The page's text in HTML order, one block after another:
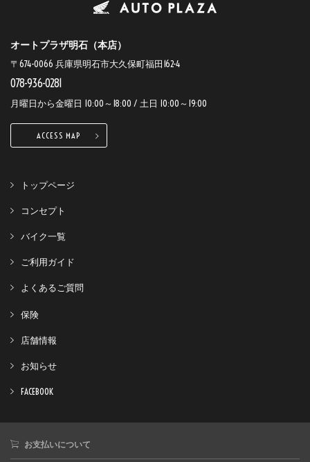
オートプラザ明石（本店）
〒674-0066 兵庫県明石市大久保町福田162-4
078-936-0281
月曜日から金曜日 10:00～18:00 / 土日 10:00～19:00
ACCESS MAP
トップページ
コンセプト
バイク一覧
ご利用ガイド
よくあるご質問
保険
店舗情報
お知らせ
FACEBOOK
お支払いについて